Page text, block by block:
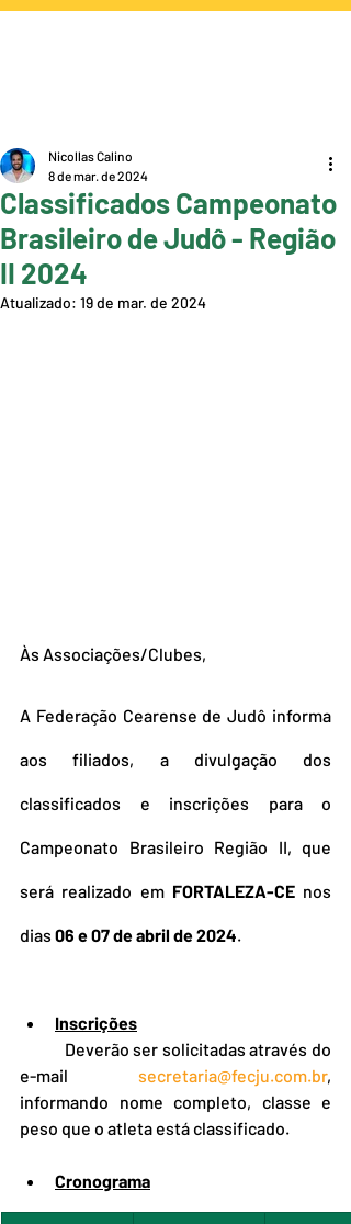
Classificados Campeonato
Brasileiro de Judô - Região
II 2024
Nicollas Calino
8 de mar. de 2024
Atualizado: 19 de mar. de 2024
Às Associações/Clubes,
A Federação Cearense de Judô informa
aos filiados, a divulgação dos
classificados e inscrições para o
Campeonato Brasileiro Região II, que
será realizado em FORTALEZA-CE nos
dias 06 e 07 de abril de 2024.
Inscrições
e-mail secretaria@fecju.com.br,
informando nome completo, classe e
peso que o atleta está classificado.
Cronograma